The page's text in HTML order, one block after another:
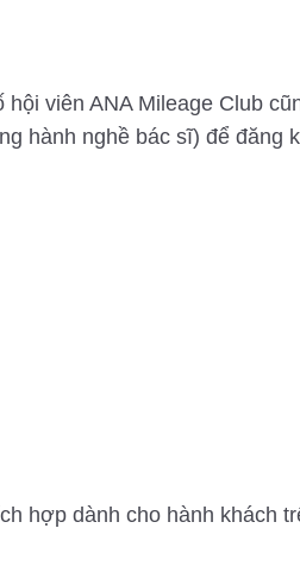
hội viên ANA Mileage Club
hành nghề bác sĩ) để đăng
hợp dành cho hành khách